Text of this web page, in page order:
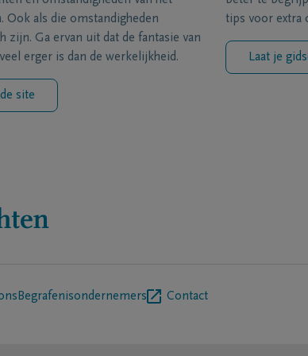
Ook als die omstandigheden
zijn. Ga ervan uit dat de fantasie van
erger is dan de werkelijkheid.
site
tips voor extra
Laat je
Begrafenisondernemers Contact